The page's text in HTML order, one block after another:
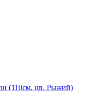
(110см. цв. Рыжий)